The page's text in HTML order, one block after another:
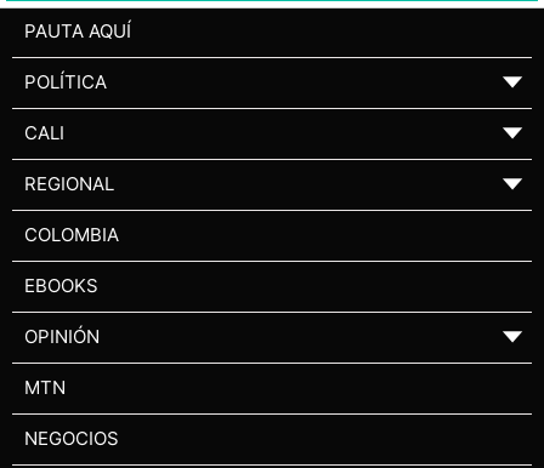
PAUTA AQUÍ
POLÍTICA ▼
CALI ▼
REGIONAL ▼
COLOMBIA
EBOOKS
OPINIÓN ▼
MTN
NEGOCIOS